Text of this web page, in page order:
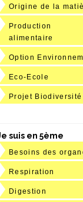
Origine de la
Production
alimentaire
Option
Eco-Ecole
Projet Biodiversité
suis en 5ème
Besoins des
Respiration
Digestion